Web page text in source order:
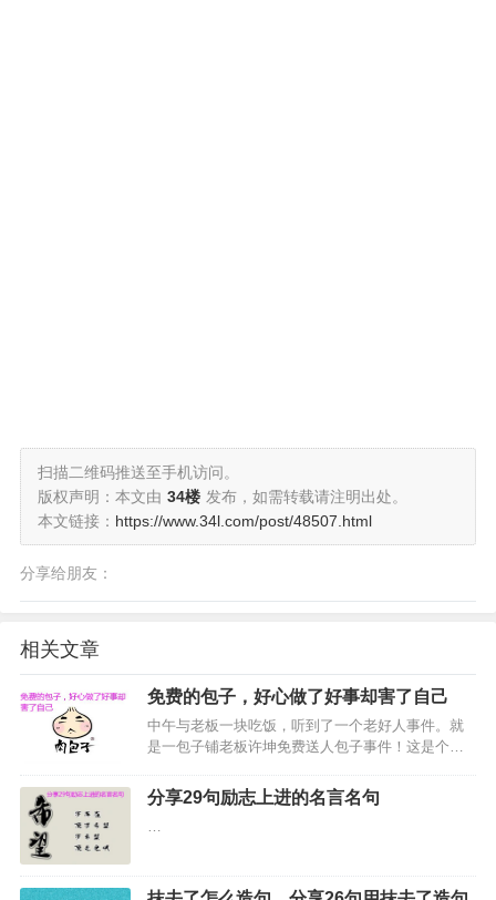
扫描二维码推送至手机访问。
版权声明：本文由 34楼 发布，如需转载请注明出处。
本文链接： https://www.34l.com/post/48507.html
分享给朋友：
相关文章
免费的包子，好心做了好事却害了自己
中午与老板一块吃饭，听到了一个老好人事件。就
是一包子铺老板许坤免费送人包子事件！这是个真
个平台，大家一起来看看吧。…
分享29句励志上进的名言名句
…